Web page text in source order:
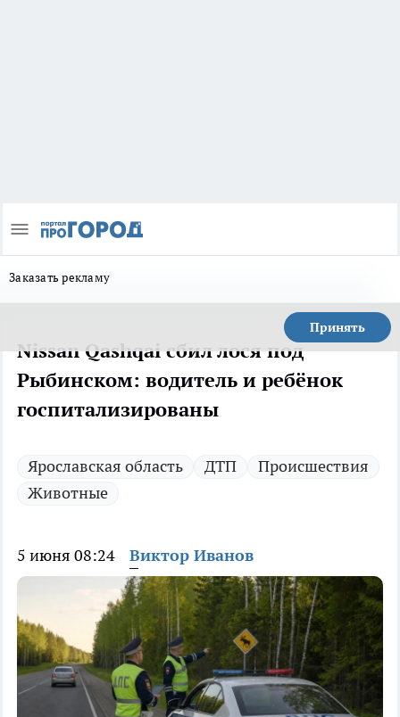
Заказать рекламу
Принять
Nissan Qashqai сбил лося под
Рыбинском: водитель и ребёнок
госпитализированы
Ярославская область ДТП
Происшествия
Животные
5 июня 08:24 Виктор Иванов